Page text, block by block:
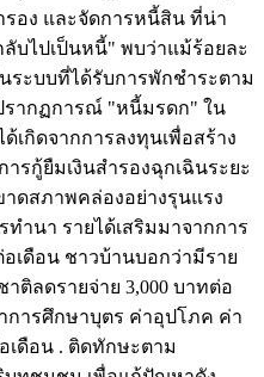
รอง และจัดการหนี้สิน ที่น่า
ลับไปเป็นหนี้" พบว่าแม้ร้อยละ
ระบบที่ได้รับการพักชำระตาม
รากฏการณ์ "หนี้มรดก" ใน
กิดจากการลงทุนเพื่อสร้าง
รกู้ยืมเงินสำรองฉุกเฉินระยะ
ดสภาพคล่องอย่างรุนแรง
ำนา รายได้เสริมมาจากการ
อเดือน ชาวบ้านบอกว่ามีราย
ติลดรายจ่าย 3,000 บาทต่อ
การศึกษาบุตร ค่าอุปโภค ค่า
เดือน . ติดทักษะตาม